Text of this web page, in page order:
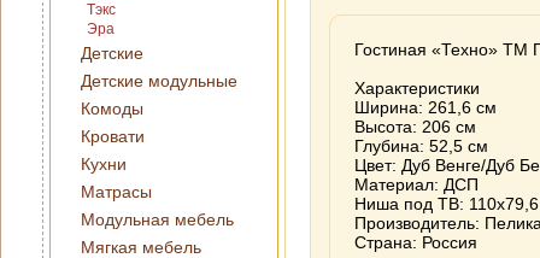
Тэкс
Эра
Детские
Детские модульные
Комоды
Кровати
Кухни
Матрасы
Модульная мебель
Мягкая мебель
Гостиная «Техно» ТМ
Характеристики
Ширина: 261,6 см
Высота: 206 см
Глубина: 52,5 см
Цвет: Дуб Венге/Дуб
Материал: ДСП
Ниша под ТВ:
Производитель:
Страна: Россия